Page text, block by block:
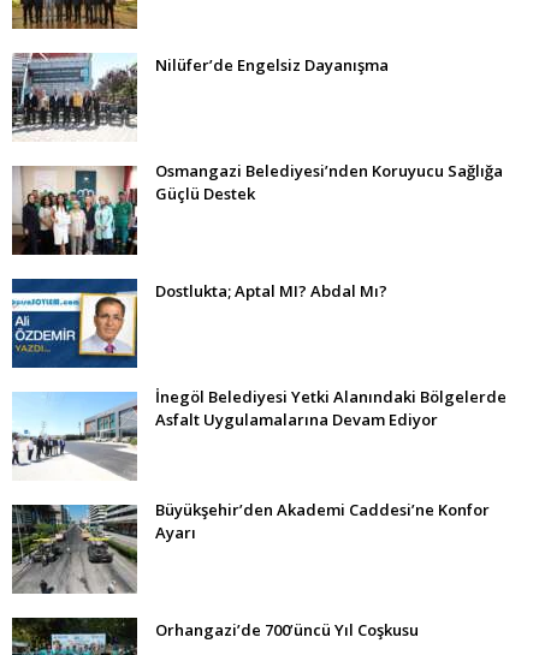
Nilüfer’de Engelsiz Dayanışma
Osmangazi Belediyesi’nden Koruyucu Sağlığa
Güçlü Destek
Dostlukta; Aptal MI? Abdal Mı?
İnegöl Belediyesi Yetki Alanındaki Bölgelerde
Asfalt Uygulamalarına Devam Ediyor
Büyükşehir’den Akademi Caddesi’ne Konfor
Ayarı
Orhangazi’de 700’üncü Yıl Coşkusu